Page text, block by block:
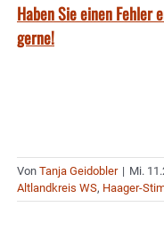
Haben Sie einen Fehler
gerne!
Von Tanja Geidobler | Mi.
Altlandkreis WS, Haager-